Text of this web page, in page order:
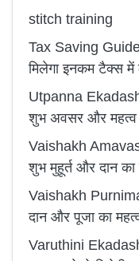
stitch training
Tax Saving
मिलेगा इनकम टैक्स में
Utpanna
शुभ अवसर और महत्व
Vaishakh
शुभ मुहूर्त और दान का
Vaishakh
दान और पूजा का
Varuthini